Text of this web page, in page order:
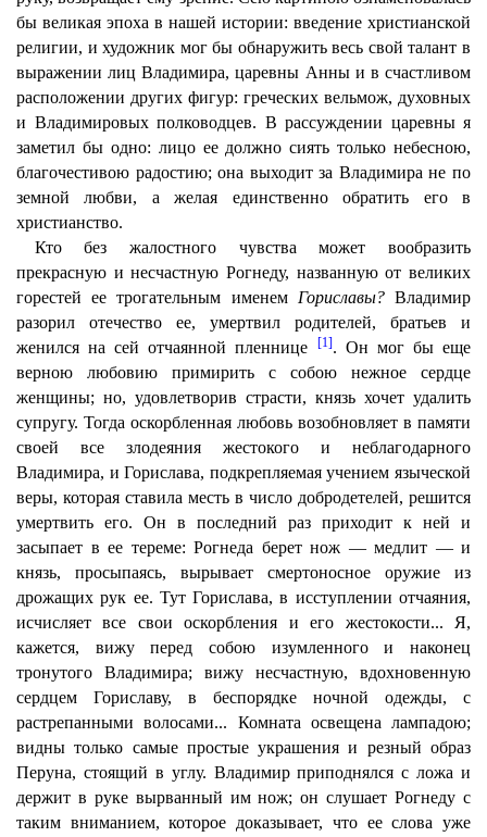
бы великая эпоха в нашей истории: введение христианской
религии, и художник мог бы обнаружить весь свой талант в
выражении лиц Владимира, царевны Анны и в счастливом
расположении других фигур: греческих вельмож, духовных
и Владимировых полководцев. В рассуждении царевны я
заметил бы одно: лицо ее должно сиять только небесною,
благочестивою радостию; она выходит за Владимира не по
земной любви, а желая единственно обратить его в
христианство.
Кто без жалостного чувства может вообразить
прекрасную и несчастную Рогнеду, названную от великих
горестей ее трогательным именем Гориславы?Владимир
разорил отечество ее, умертвил родителей, братьев и
женился на сей отчаянной пленнице
[1]. Он мог бы еще
верною любовию примирить с собою нежное сердце
женщины; но, удовлетворив страсти, князь хочет удалить
супругу. Тогда оскорбленная любовь возобновляет в памяти
своей все злодеяния жестокого и неблагодарного
Владимира, и Горислава, подкрепляемая учением языческой
веры, которая ставила месть в число добродетелей, решится
умертвить его. Он в последний раз приходит к ней и
засыпает в ее тереме: Рогнеда берет нож — медлит — и
князь, просыпаясь, вырывает смертоносное оружие из
дрожащих рук ее. Тут Горислава, в исступлении отчаяния,
исчисляет все свои оскорбления и его жестокости... Я,
кажется, вижу перед собою изумленного и наконец
тронутого Владимира; вижу несчастную, вдохновенную
сердцем Гориславу, в беспорядке ночной одежды, с
растрепанными волосами... Комната освещена лампадою;
видны только самые простые украшения и резный образ
Перуна, стоящий в углу. Владимир приподнялся с ложа и
держит в руке вырванный им нож; он слушает Рогнеду с
таким вниманием, которое доказывает, что ее слова уже